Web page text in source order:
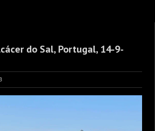
do Sal, Portugal, 14-9-